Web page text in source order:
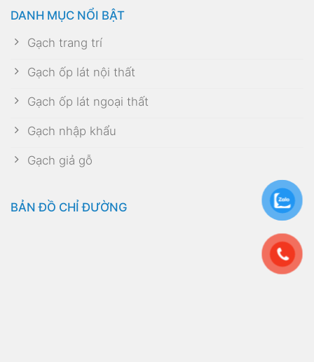
DANH MỤC NỔI BẬT
Gạch trang trí
Gạch ốp lát nội thất
Gạch ốp lát ngoại thất
Gạch nhập khẩu
Gạch giả gỗ
BẢN ĐỒ CHỈ ĐƯỜNG